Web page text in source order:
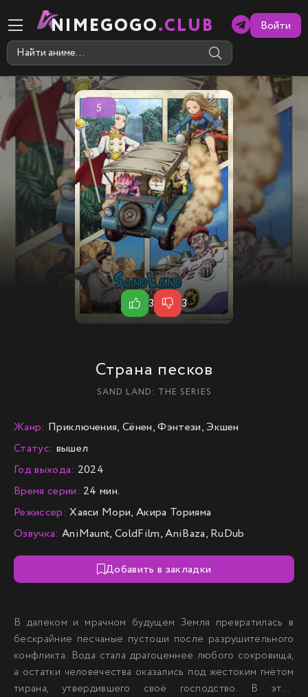
NIMEGOGO.CLUB Войти
Страна песков
SAND LAND: THE SERIES
5
3 3
Жанр: Приключения, Сёнен, Фэнтези, Экшен
Статус: вышел
Год выхода: 2024
Время серии: 24 мин.
Режиссер: Хаяси Мори, Акира Торияма
Озвучка: AniMaunt, ColdFilm, AniBaza, RuDub
Добавить в закладки
В далеком и мрачном будущем Земля превратилась в
бескрайние песчаные пустоши после разрушительного
конфликта. Вода стала драгоценнее любого сокровища,
а остатки человечества оказались под жестоким гнётом
тирана, утвердившего своё господство. В этой